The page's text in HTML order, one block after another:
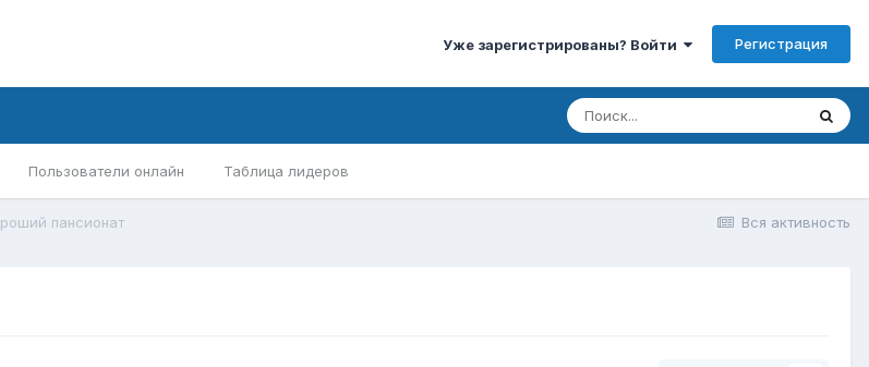
Уже зарегистрированы? Войти Регистрация
Пользователи онлайн Таблица лидеров
Вся активность
пансионат